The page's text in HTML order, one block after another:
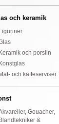
och keramik
Figuriner
Keramik och porslin
Konstglas
Mat- och kaffeserviser
Gouacher,
Blandtekniker &